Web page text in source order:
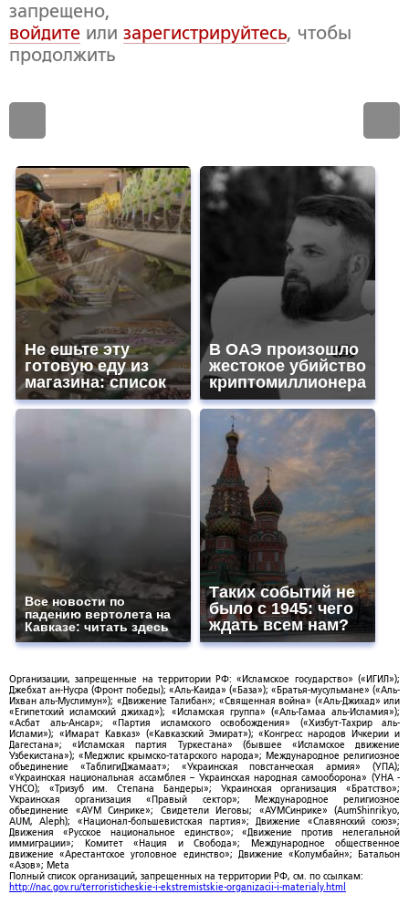
запрещено,
войдите или зарегистрируйтесь, чтобы
продолжить
Не ешьте эту
готовую еду из
магазина: список
В ОАЭ произошло
жестокое убийство
криптомиллионера
Все новости по
падению вертолета на
Кавказе: читать здесь
Таких событий не
было с 1945: чего
ждать всем нам?
Организации, запрещенные на территории РФ: «Исламское государство» («ИГИЛ»);
Джебхат ан-Нусра (Фронт победы); «Аль-Каида» («База»); «Братья-мусульмане» («Аль-
Ихван аль-Муслимун»); «Движение Талибан»; «Священная война» («Аль-Джихад» или
«Египетский исламский джихад»); «Исламская группа» («Аль-Гамаа аль-Исламия»);
«Асбат аль-Ансар»; «Партия исламского освобождения» («Хизбут-Тахрир аль-
Ислами»); «Имарат Кавказ» («Кавказский Эмират»); «Конгресс народов Ичкерии и
Дагестана»; «Исламская партия Туркестана» (бывшее «Исламское движение
Узбекистана»); «Меджлис крымско-татарского народа»; Международное религиозное
объединение «ТаблигиДжамаат»; «Украинская повстанческая армия» (УПА);
«Украинская национальная ассамблея – Украинская народная самооборона» (УНА -
УНСО); «Тризуб им. Степана Бандеры»; Украинская организация «Братство»;
Украинская организация «Правый сектор»; Международное религиозное
объединение «АУМ Синрике»; Свидетели Иеговы; «АУМСинрике» (AumShinrikyo,
AUM, Aleph); «Национал-большевистская партия»; Движение «Славянский союз»;
Движения «Русское национальное единство»; «Движение против нелегальной
иммиграции»; Комитет «Нация и Свобода»; Международное общественное
движение «Арестантское уголовное единство»; Движение «Колумбайн»; Батальон
«Азов»; Meta
Полный список организаций, запрещенных на территории РФ, см. по ссылкам:
http://nac.gov.ru/terroristicheskie-i-ekstremistskie-organizacii-i-materialy.html